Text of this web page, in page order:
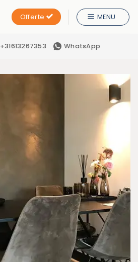
Offerte MENU
+31613267353 WhatsApp